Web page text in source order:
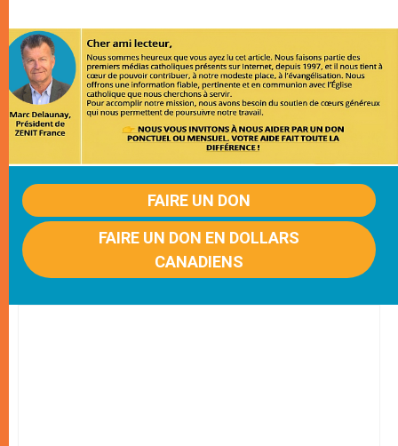
FAIRE UN DON
FAIRE UN DON EN DOLLARS
CANADIENS